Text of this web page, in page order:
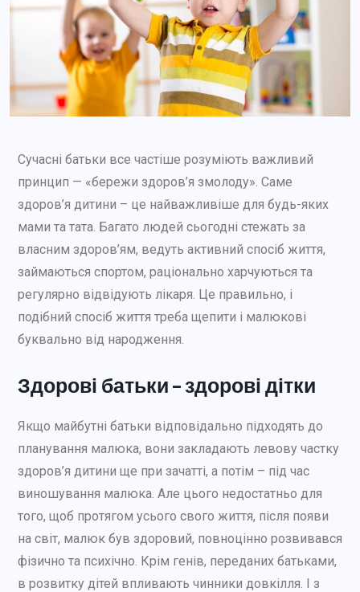
Сучасні батьки все частіше розуміють важливий
принцип — «бережи здоров’я змолоду». Саме
здоров’я дитини – це найважливіше для будь-яких
мами та тата. Багато людей сьогодні стежать за
власним здоров’ям, ведуть активний спосіб життя,
займаються спортом, раціонально харчуються та
регулярно відвідують лікаря. Це правильно, і
подібний спосіб життя треба щепити і малюкові
буквально від народження.
Здорові батьки – здорові дітки
Якщо майбутні батьки відповідально підходять до
планування малюка, вони закладають левову частку
здоров’я дитини ще при зачатті, а потім – під час
виношування малюка. Але цього недостатньо для
того, щоб протягом усього свого життя, після появи
на світ, малюк був здоровий, повноцінно розвивався
фізично та психічно. Крім генів, переданих батьками,
в розвитку дітей впливають чинники довкілля. І з